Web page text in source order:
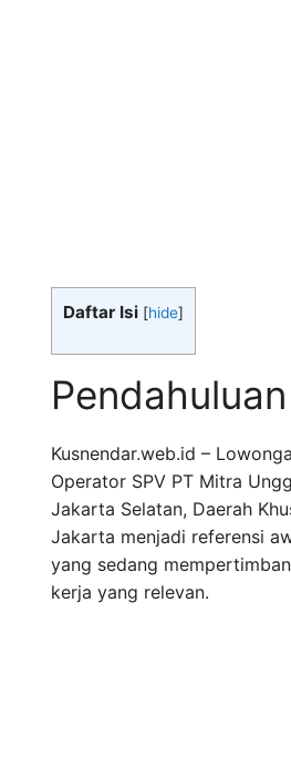
Daftar Isi [hide]
Pendahuluan
Kusnendar.web.id –
Operator SPV PT Mitra
Jakarta Selatan, Daerah
Jakarta menjadi referensi
yang sedang
kerja yang relevan.